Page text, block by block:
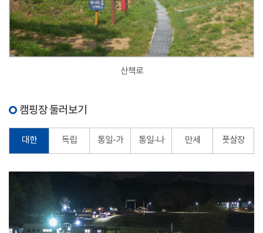
산책로
캠핑장 둘러보기
대한 독립 통일-가 통일-나 만세 풋살장